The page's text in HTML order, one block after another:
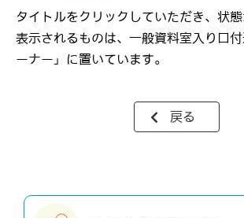
タイトルをクリックしていただき、状
表示されるものは、一般資料室入り口
ーナー」に置いています。
戻る